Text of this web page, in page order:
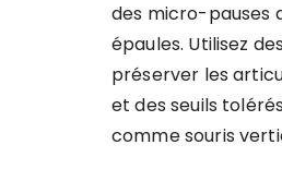
des micro-pauses
épaules. Utilisez
préserver les
et des seuils
comme souris